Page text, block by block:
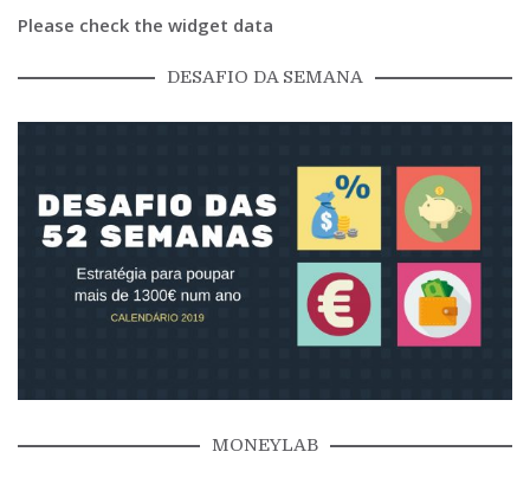
Please check the widget data
DESAFIO DA SEMANA
MONEYLAB